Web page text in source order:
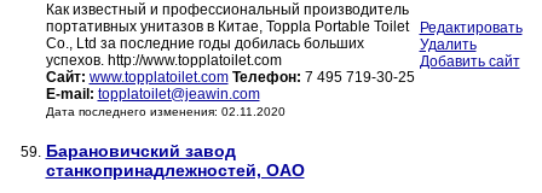
Как известный и профессиональный производитель
портативных унитазов в Китае, Toppla Portable Toilet
Co., Ltd за последние годы добилась больших
успехов. http://www.topplatoilet.com
Сайт: www.topplatoilet.com Телефон: 7 495 719-30-25
E-mail: topplatoilet@jeawin.com
Дата последнего изменения: 02.11.2020
Редактировать
Удалить
Добавить сайт
59. Барановичский завод
станкопринадлежностей, ОАО